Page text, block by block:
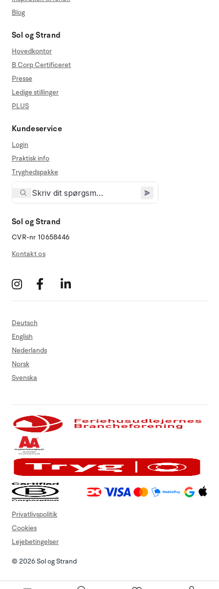
Blog
Sol og Strand
Hovedkontor
B Corp Certificeret
Presse
Ledige stillinger
PLUS
Kundeservice
Login
Praktisk info
Tryghedspakke
Sol og Strand
CVR-nr 10658446
Kontakt os
Deutsch
English
Nederlands
Norsk
Svenska
© 2026 Sol og Strand
Privatlivspolitik
Cookies
Lejebetingelser